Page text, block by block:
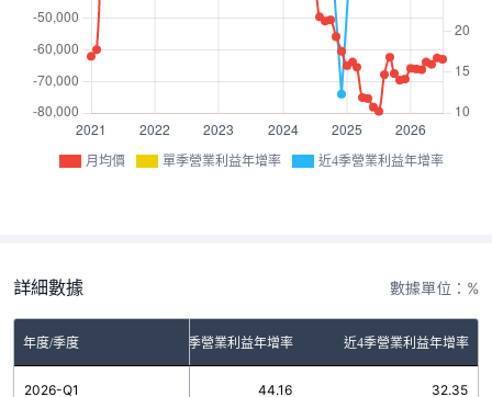
月均價 單季營業利益年增率 近4季營業利益年增率
詳細數據 數據單位：%
年度/季度 單季營業利益年增率 近4季營業利益年增率
2026-Q1 44.16 32.35